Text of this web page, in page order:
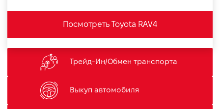
Посмотреть Toyota RAV4
Трейд-Ин/Обмен транспорта
Выкуп автомобиля